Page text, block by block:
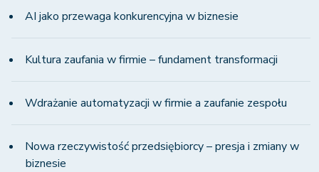
AI jako przewaga konkurencyjna w biznesie
Kultura zaufania w firmie – fundament transformacji
Wdrażanie automatyzacji w firmie a zaufanie zespołu
Nowa rzeczywistość przedsiębiorcy – presja i zmiany w
biznesie